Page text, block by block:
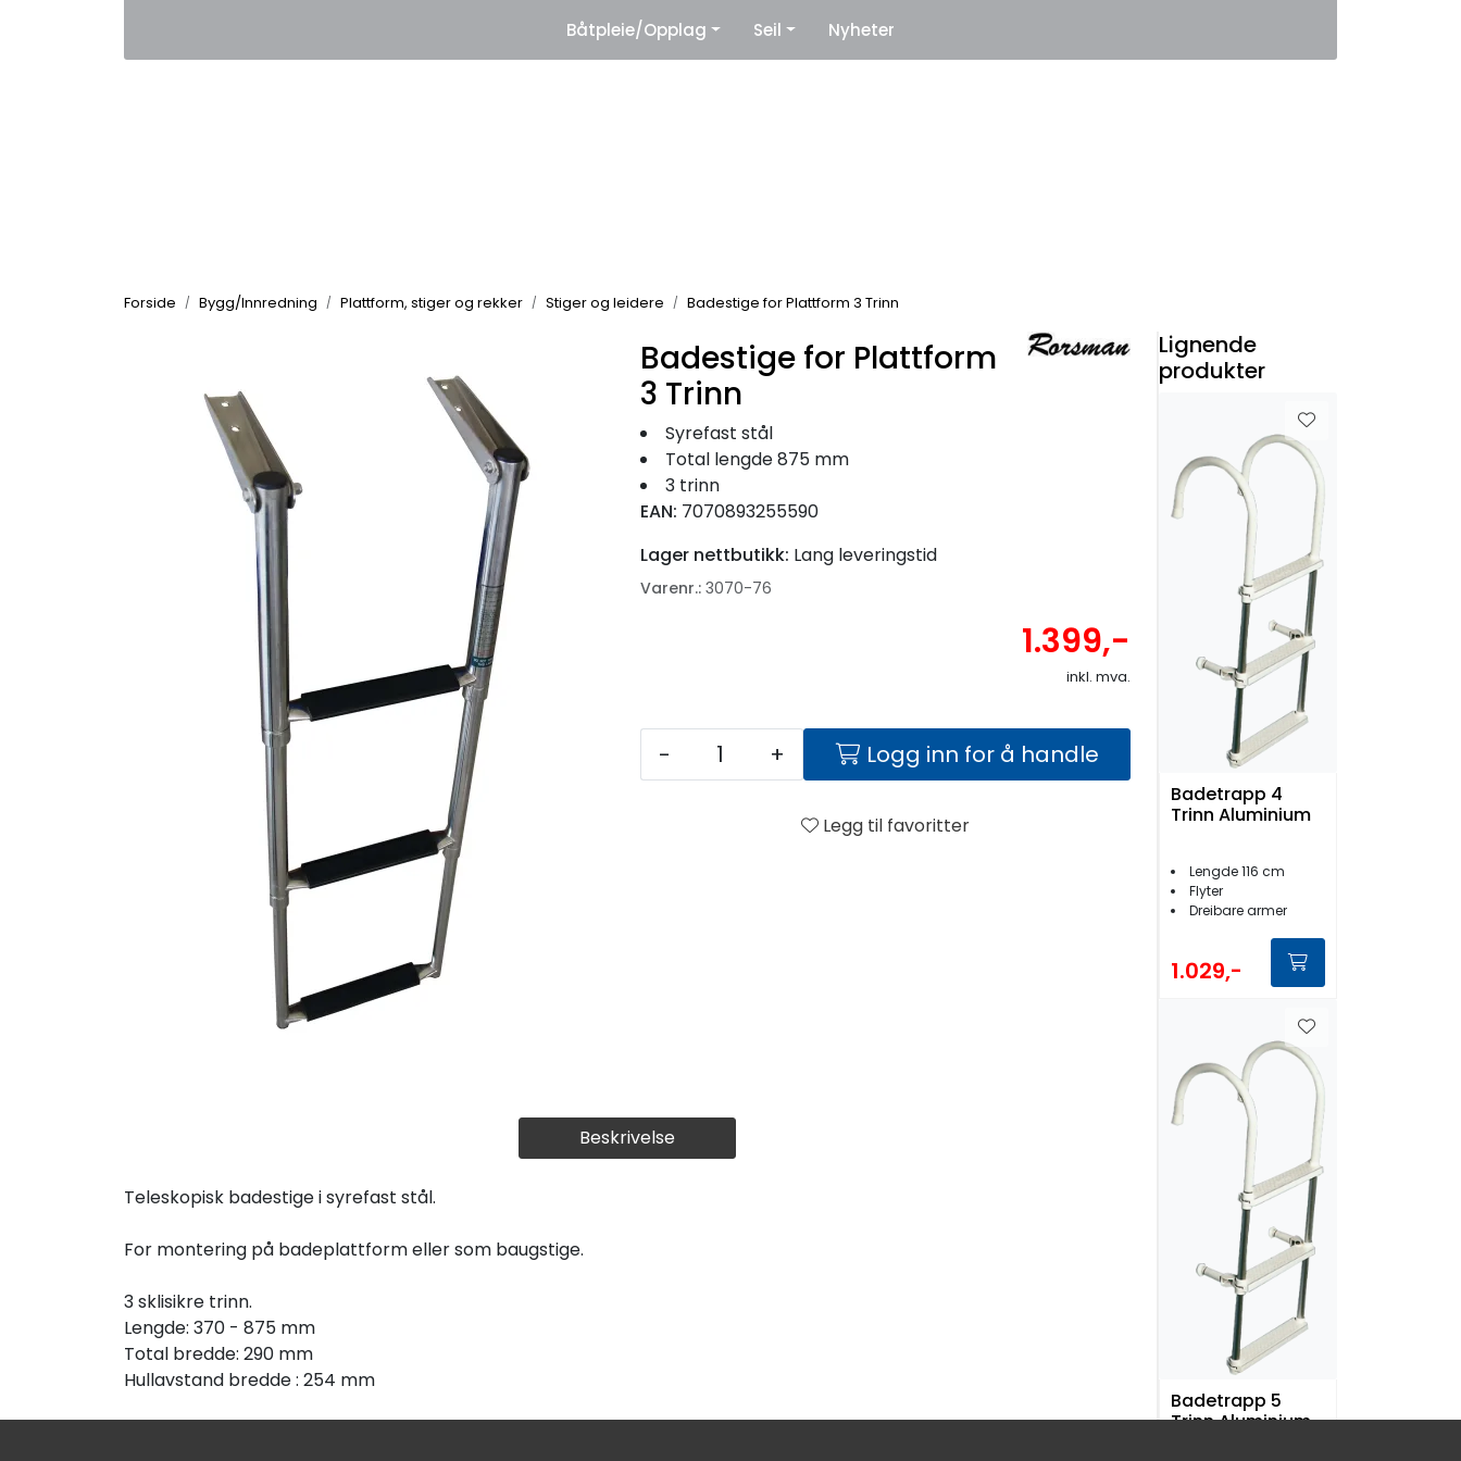
Leverandører
Båtpleie/Opplag Seil Nyheter
Forside Bygg/Innredning Plattform, stiger og rekker Stiger og leidere Badestige for Plattform 3 Trinn
Beskrivelse
Teleskopisk badestige i syrefast stål.
For montering på badeplattform eller som baugstige.
3 sklisikre trinn.
Lengde: 370 - 875 mm
Total bredde: 290 mm
Hullavstand bredde : 254 mm
Badestige for Plattform
3 Trinn
Syrefast stål
Total lengde 875 mm
3 trinn
EAN: 7070893255590
Lager nettbutikk: Lang leveringstid
Varenr.: 3070-76
1.399,-
inkl. mva.
- + Logg inn for å handle
Legg til favoritter
Lignende
produkter
Badetrapp 4
Trinn Aluminium
Lengde 116 cm
Flyter
Dreibare armer
1.029,-
Badetrapp 5
Trinn Aluminium